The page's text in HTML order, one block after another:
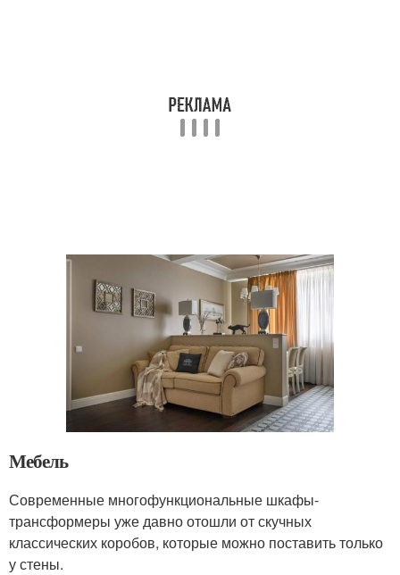
Мебель
Современные многофункциональные шкафы-
трансформеры уже давно отошли от скучных
классических коробов, которые можно поставить только
у стены.